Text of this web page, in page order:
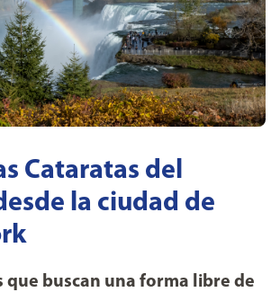
Cataratas del
la ciudad de
que buscan una forma libre de